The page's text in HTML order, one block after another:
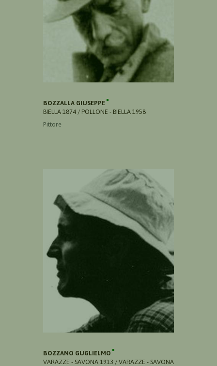
BOZZALLA GIUSEPPE
BIELLA 1874 / POLLONE - BIELLA 1958
Pittore
BOZZANO GUGLIELMO
VARAZZE - SAVONA 1913 / VARAZZE - SAVONA